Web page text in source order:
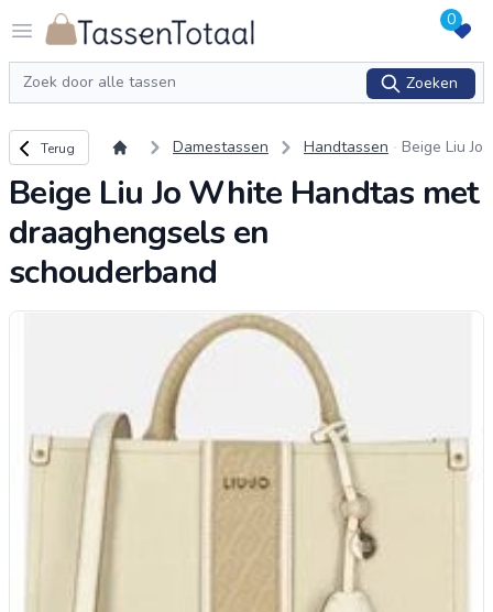
Open menu
Logo Tassentotaal.nl 0
Zoeken
Zoeken
Terug naar overzicht
Terug Damestassen Handtassen
Beige Liu Jo
dtas met dr
Beige Liu Jo White Handtas met
draaghengsels en
schouderband